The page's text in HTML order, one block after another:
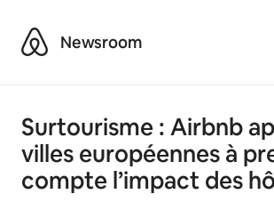
AirbnbNewsroom
Surtourisme : Airbnb
villes européennes à
compte l’impact des